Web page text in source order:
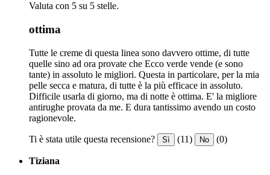
Valuta con 5 su 5 stelle.
ottima
Tutte le creme di questa linea sono davvero ottime, di tutte
quelle sino ad ora provate che Ecco verde vende (e sono
tante) in assoluto le migliori. Questa in particolare, per la mia
pelle secca e matura, di tutte è la più efficace in assoluto.
Difficile usarla di giorno, ma di notte è ottima. E' la migliore
antirughe provata da me. E dura tantissimo avendo un costo
ragionevole.
Ti è stata utile questa recensione? Sì (11) No (0)
Tiziana